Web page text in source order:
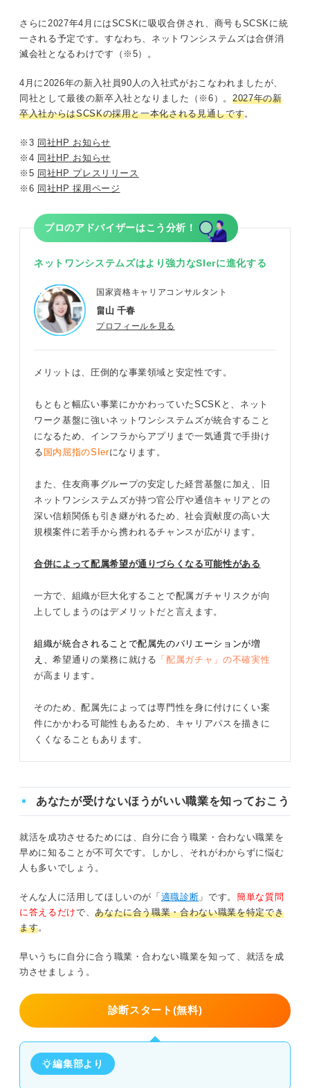
さらに2027年4月にはSCSKに吸収合併され、商号もSCSKに統
一される予定です。すなわち、ネットワンシステムズは合併消
滅会社となるわけです（※5）。
4月に2026年の新入社員90人の入社式がおこなわれましたが、
同社として最後の新卒入社となりました（※6）。 2027年の新
卒入社からはSCSKの採用と一本化される見通しです。
※3 同社HP お知らせ
※4 同社HP お知らせ
※5 同社HP プレスリリース
※6 同社HP 採用ページ
プロのアドバイザーはこう分析！
ネットワンシステムズはより強力なSIerに進化する
国家資格キャリアコンサルタント
畠山 千春
プロフィールを見る
メリットは、圧倒的な事業領域と安定性です。
もともと幅広い事業にかかわっていたSCSKと、ネット
ワーク基盤に強いネットワンシステムズが統合すること
になるため、インフラからアプリまで一気通貫で手掛け
る 国内屈指のSIerになります。
また、住友商事グループの安定した経営基盤に加え、旧
ネットワンシステムズが持つ官公庁や通信キャリアとの
深い信頼関係も引き継がれるため、社会貢献度の高い大
規模案件に若手から携われるチャンスが広がります。
合併によって配属希望が通りづらくなる可能性がある
一方で、組織が巨大化することで配属ガチャリスクが向
上してしまうのはデメリットだと言えます。
組織が統合されることで配属先のバリエーションが増
え、希望通りの業務に就ける 「配属ガチャ」の不確実性
が高まります。
そのため、配属先によっては専門性を身に付けにくい案
件にかかわる可能性もあるため、キャリアパスを描きに
くくなることもあります。
あなたが受けないほうがいい職業を知っておこう
就活を成功させるためには、自分に合う職業・合わない職業を
早めに知ることが不可欠です。しかし、それがわからずに悩む
人も多いでしょう。
そんな人に活用してほしいのが「 適職診断 」です。 簡単な質問
に答えるだけで、あなたに合う職業・合わない職業を特定でき
ます。
早いうちに自分に合う職業・合わない職業を知って、就活を成
功させましょう。
診断スタート(無料)
編集部より